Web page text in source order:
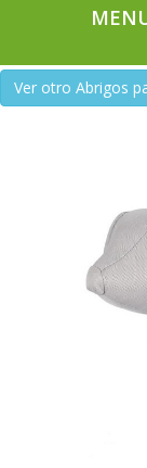
Ver otro Abrigos